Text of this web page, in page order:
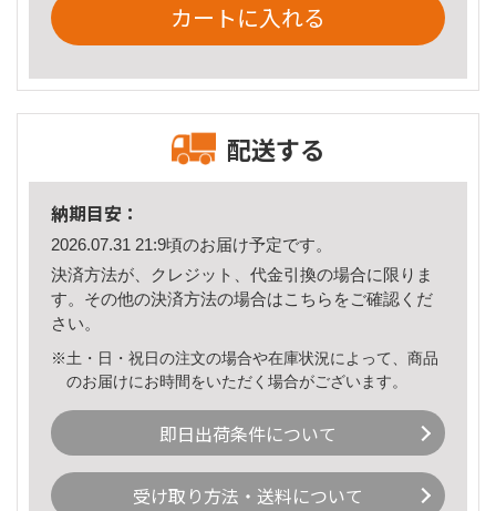
カートに入れる
配送する
納期目安：
2026.07.31 21:9頃のお届け予定です。
決済方法が、クレジット、代金引換の場合に限りま
す。その他の決済方法の場合はこちら をご確認くだ
さい。
※土・日・祝日の注文の場合や在庫状況によって、商品
のお届けにお時間をいただく場合がございます。
即日出荷条件について
受け取り方法・送料について